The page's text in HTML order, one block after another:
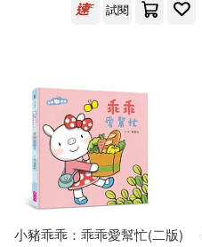
試閱
小豬乖乖：乖乖愛幫忙(二版)